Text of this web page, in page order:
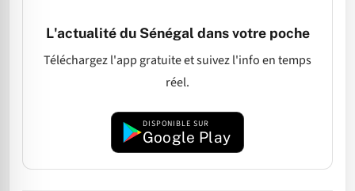
L'actualité du Sénégal dans votre poche
Téléchargez l'app gratuite et suivez l'info en temps
réel.
DISPONIBLE SUR
Google Play